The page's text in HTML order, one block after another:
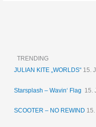
TRENDING
JULIAN KITE „WORLDS“ 15.
Starsplash – Wavin‘ Flag 15.
SCOOTER – NO REWIND